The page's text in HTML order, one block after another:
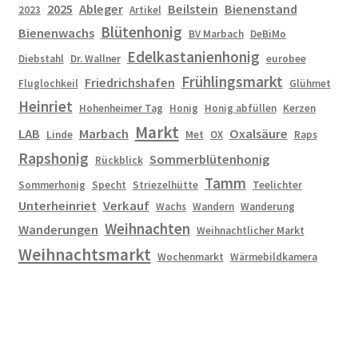
2023 2025 Ableger Artikel Beilstein Bienenstand
Bienenwachs Blütenhonig BV Marbach DeBiMo
Diebstahl Dr. Wallner Edelkastanienhonig eurobee
Fluglochkeil Friedrichshafen Frühlingsmarkt Glühmet
Heinriet Hohenheimer Tag Honig Honig abfüllen Kerzen
LAB Linde Marbach Markt Met OX Oxalsäure Raps
Rapshonig Rückblick Sommerblütenhonig
Sommerhonig Specht Striezelhütte Tamm Teelichter
Unterheinriet Verkauf Wachs Wandern Wanderung
Wanderungen Weihnachten Weihnachtlicher Markt
Weihnachtsmarkt Wochenmarkt Wärmebildkamera